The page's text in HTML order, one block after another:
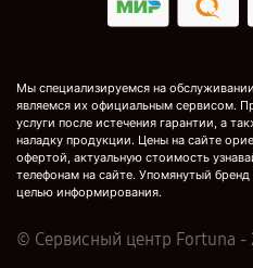
Мы специализируемся на
являемся их официальным сервисом.
услуги после истечения гарантии, а
наладку продукции. Цены на сайте
офертой, актуальную стоимость
телефонам на сайте. Упомянутый
целью информирования.
© Сервисный центр Fortuna -